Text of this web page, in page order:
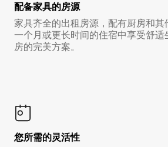
配备家具的房源
家具齐全的出租房源，配有厨房和
一个月或更长时间的住宿中享受舒
房的完美方案。
您所需的灵活性